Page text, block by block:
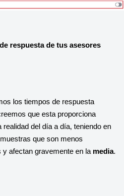
respuesta de tus asesores
los tiempos de respuesta
que esta proporciona
del día a día, teniendo en
que son menos
afectan gravemente en la media.